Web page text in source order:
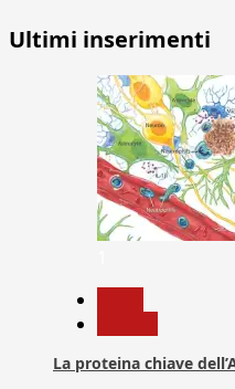
Ultimi inserimenti
La proteina chiave